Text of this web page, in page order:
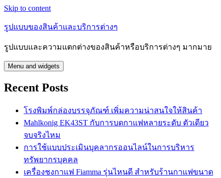
Skip to content
รูปแบบของสินค้าและบริการต่างๆ
รูปแบบและความแตกต่างของสินค้าหรือบริการต่างๆ มากมาย
Menu and widgets
Recent Posts
โรงพิมพ์กล่องบรรจุภัณฑ์ เพิ่มความน่าสนใจให้สินค้า
Mahlkonig EK43ST กับการบดกาแฟหลายระดับ ตัวเดียว
จบจริงไหม
การใช้แบบประเมินบุคลากรออนไลน์ในการบริหาร
ทรัพยากรบุคคล
เครื่องชงกาแฟ Fiamma รุ่นไหนดี สำหรับร้านกาแฟขนาด